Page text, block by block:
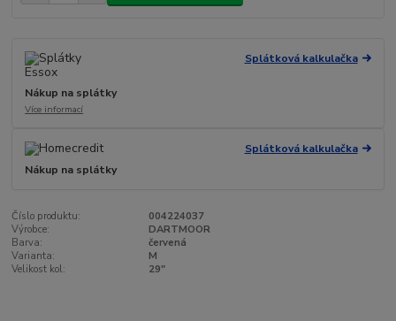
Splátková kalkulačka
Nákup na splátky
Více informací
Splátková kalkulačka
Nákup na splátky
Číslo produktu:
004224037
Výrobce:
DARTMOOR
Barva:
červená
Varianta:
M
Velikost kol:
29"